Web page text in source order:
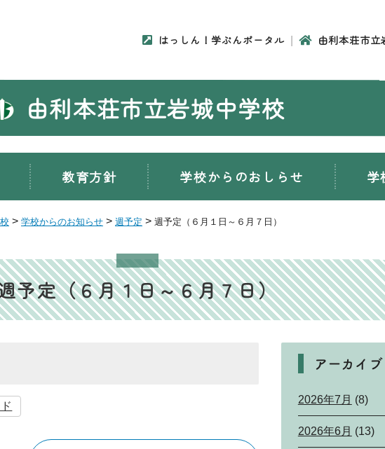
はっしん！学ぶんポータル 由利本荘市立
由利本荘市立岩城中学校
教育方針 学校からのおしらせ 学
> 学校からのお知らせ > 週予定 > 週予定（６月１日～６月７日）
予定（６月１日～６月７日）
アーカイブ
2026年7月 (8)
2026年6月 (13)